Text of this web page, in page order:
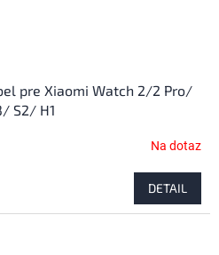
pre Xiaomi Watch 2/2 Pro/
S2/ H1
Na dotaz
DETAIL